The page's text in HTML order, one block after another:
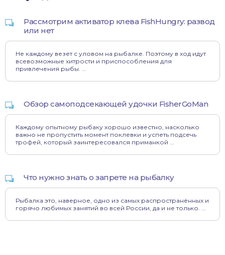
Рассмотрим активатор клева FishHungry: развод
или нет
Не каждому везет с уловом на рыбалке. Поэтому в ход идут
всевозможные хитрости и приспособления для
привлечения рыбы. ...
Обзор самоподсекающей удочки FisherGoMan
Каждому опытному рыбаку хорошо известно, насколько
важно не пропустить момент поклевки и успеть подсечь
трофей, который заинтересовался приманкой ...
Что нужно знать о запрете на рыбалку
Рыбалка это, наверное, одно из самых распространённых и
горячо любимых занятий во всей России, да и не только. ...